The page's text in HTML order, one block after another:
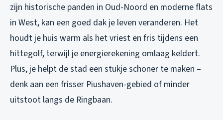
zijn historische panden in Oud-Noord en moderne flats
in West, kan een goed dak je leven veranderen. Het
houdt je huis warm als het vriest en fris tijdens een
hittegolf, terwijl je energierekening omlaag keldert.
Plus, je helpt de stad een stukje schoner te maken –
denk aan een frisser Piushaven-gebied of minder
uitstoot langs de Ringbaan.